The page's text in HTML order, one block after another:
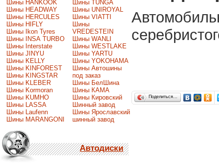
Шины HANKOOK
Шины HEADWAY
Шины HERCULES
Шины HIFLY
Шины Ikon Tyres
Шины INSA TURBO
Шины Interstate
Шины JINYU
Шины KELLY
Шины KINFOREST
Шины KINGSTAR
Шины KLEBER
Шины Kormoran
Шины KUMHO
Шины LASSA
Шины Laufenn
Шины MARANGONI
Шины TUNGA
Шины UNIROYAL
Шины VIATTI
Шины
VREDESTEIN
Шины WANLI
Шины WESTLAKE
Шины YARTU
Шины YOKOHAMA
Шины Автошины
под заказ
Шины БелШина
Шины КАМА
Шины Кировский
Шинный завод
Шины Ярославский
шинный завод
Автодиски
Поделиться…